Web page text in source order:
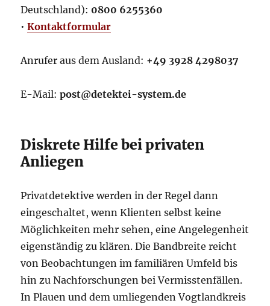
Deutschland): 0800 6255360
•Kontaktformular
Anrufer aus dem Ausland: +49 3928 4298037
E-Mail:post@detektei-system.de
Diskrete Hilfe bei privaten
Anliegen
Privatdetektive werden in der Regel dann
eingeschaltet, wenn Klienten selbst keine
Möglichkeiten mehr sehen, eine Angelegenheit
eigenständig zu klären. Die Bandbreite reicht
von Beobachtungen im familiären Umfeld bis
hin zu Nachforschungen bei Vermisstenfällen.
In Plauen und dem umliegenden Vogtlandkreis